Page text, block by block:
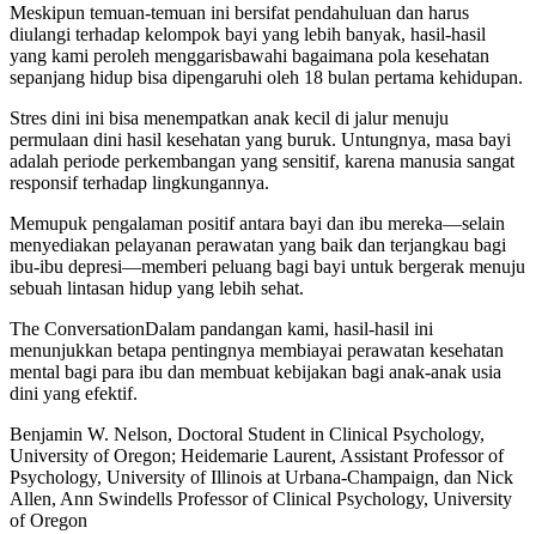
Meskipun temuan-temuan ini bersifat pendahuluan dan harus
diulangi terhadap kelompok bayi yang lebih banyak, hasil-hasil
yang kami peroleh menggarisbawahi bagaimana pola kesehatan
sepanjang hidup bisa dipengaruhi oleh 18 bulan pertama kehidupan.
Stres dini ini bisa menempatkan anak kecil di jalur menuju
permulaan dini hasil kesehatan yang buruk. Untungnya, masa bayi
adalah periode perkembangan yang sensitif, karena manusia sangat
responsif terhadap lingkungannya.
Memupuk pengalaman positif antara bayi dan ibu mereka—selain
menyediakan pelayanan perawatan yang baik dan terjangkau bagi
ibu-ibu depresi—memberi peluang bagi bayi untuk bergerak menuju
sebuah lintasan hidup yang lebih sehat.
The ConversationDalam pandangan kami, hasil-hasil ini
menunjukkan betapa pentingnya membiayai perawatan kesehatan
mental bagi para ibu dan membuat kebijakan bagi anak-anak usia
dini yang efektif.
Benjamin W. Nelson, Doctoral Student in Clinical Psychology,
University of Oregon; Heidemarie Laurent, Assistant Professor of
Psychology, University of Illinois at Urbana-Champaign, dan Nick
Allen, Ann Swindells Professor of Clinical Psychology, University
of Oregon